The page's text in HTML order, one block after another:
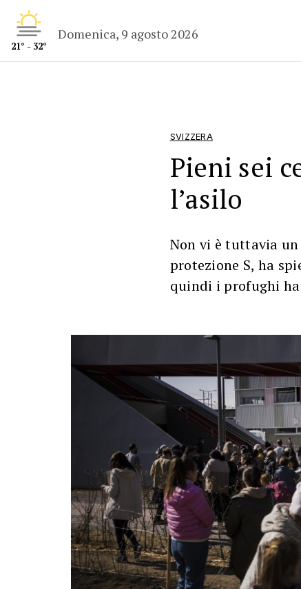
21° - 32°
Domenica, 9 agosto 2026
SVIZZERA
Pieni sei
l’asilo
Non vi è tuttavia
protezione S, ha
quindi i profughi